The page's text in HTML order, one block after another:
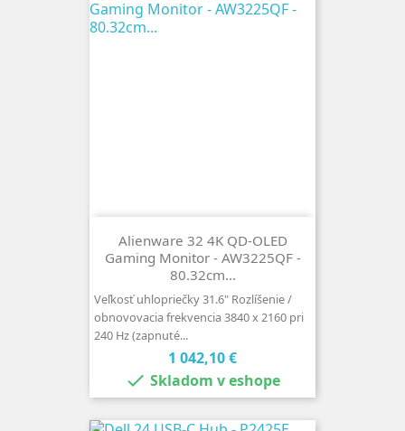
Alienware 32 4K QD-OLED
Gaming Monitor - AW3225QF -
80.32cm...
Veľkosť uhlopriečky 31.6" Rozlíšenie /
obnovovacia frekvencia 3840 x 2160 pri
240 Hz (zapnuté...
Cena
1 042,10 €
 Skladom v eshope